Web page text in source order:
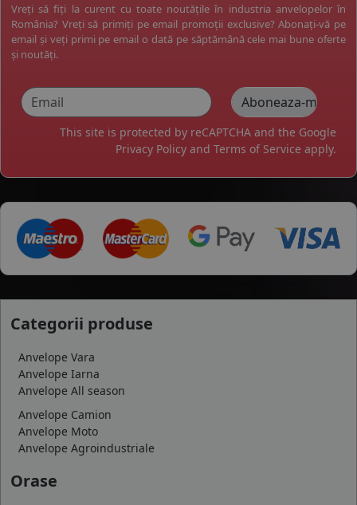
Vreți să fiți la curent cu toate noutățile în industria anvelopelor în
România? Vreți să primiți pe email promoții exclusive? Abonați-vă pe
email și veți primi pe email o dată pe săptămână cele mai bune oferte
și noutăți.
This site is protected by reCAPTCHA and the Google
Privacy Policy and Terms of Service apply.
Categorii produse
Anvelope Vara
Anvelope Iarna
Anvelope All season
Anvelope Camion
Anvelope Moto
Anvelope Agroindustriale
Orase